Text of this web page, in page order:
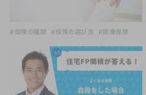
#保険の種類 #保険の選び方 #医療保険